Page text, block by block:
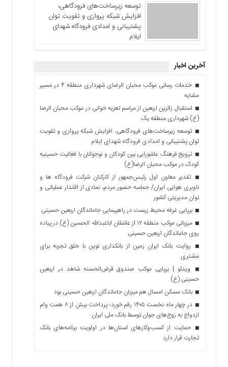
توسعه زیرساخت‌های فرودگاهی،
افزایش شبکه پروازی و تقویت توان
پشتیبانی و امدادی فرودگاه شهدای
ایلام
آخرین اخبار
خدمات رسانی موکب محبان الرضای شهرداری منطقه ۴ در مسیر
مشایه
استقبال زائرین اربعین از مراسم تعزیه خوانی در موکب محبان الرضا
(ع) شهرداری منطقه یک
توسعه زیرساخت‌های فرودگاهی، افزایش شبکه پروازی و تقویت
توان پشتیبانی و امدادی فرودگاه شهدای ایلام
ترویج فرهنگ عاشورایی بین کودکان و نوجوانان با فعالیت حسینیه
کودک در موکب محبان الرضا(ع)
تقدیر معاون اول رئیس‌جمهور از کارکنان شرکت فرودگاه ها و
ناوبری هوایی ایران/ حماسه حضور مردم، نمادی از اقتدار عملیاتی و
توان مدیریتی کشور
برپایی غرفه محیط زیست در راهپیمایی جاماندگان اربعین حسینی
میزبانی موکب منطقه ۱۲ از عاشقان اباعبدالله الحسین (ع) در پیاده
روی جاماندگان اربعین حسینی
روایت بانک ایران زمین از بانکداری نوین با خلق تجربه برای
مشتری
ویدئو | برپایی موکب صندوق قرض‌الحسنه شاهد در اربعین
حسینی (ع)
بانک مسکن امسال هم میزبان جاماندگان اربعین حسینی بود
در چهار ماه نخست ۱۴۰۵ رقم خورد؛ پرداخت بیش از ۸ همت وام
ازدواج به زوج‌های جوان توسط بانک ملی ایران
حمایت از کسب‌وکارهای استان‌ها در اولویت برنامه‌های بانک
تجارت قرار دارد